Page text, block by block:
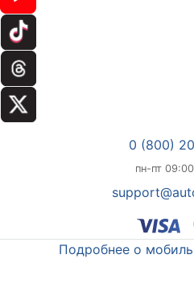
0 (800)
пн-пт
Подробнее о